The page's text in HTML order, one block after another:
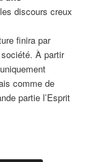
discours creux
finira par
À partir
comme de
partie l’Esprit